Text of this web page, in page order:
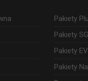
Pakiety
Pakiety
Pakiety
Pakiety